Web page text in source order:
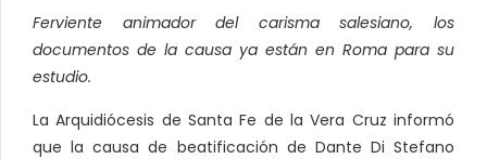
Ferviente animador del carisma salesiano, los
documentos de la causa ya están en Roma para su
estudio.
La Arquidiócesis de Santa Fe de la Vera Cruz informó
que la causa de beatificación de Dante Di Stefano